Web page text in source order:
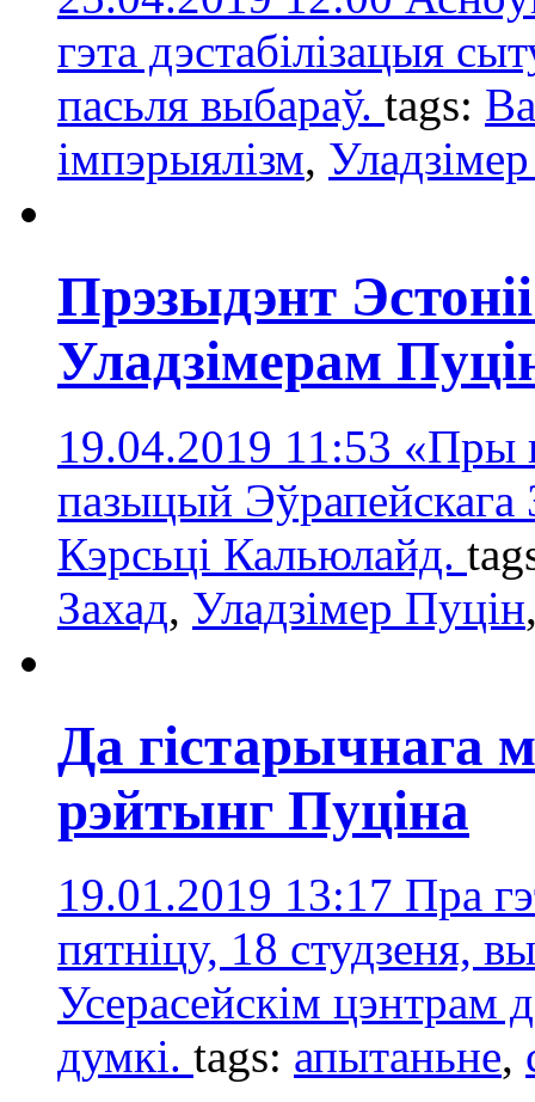
гэта дэстабілізацыя
пасьля выбараў. tags:
імпэрыялізм,
Прэзыдэнт
Уладзімерам
19.04.2019 11:53 «Пры
пазыцый Эўрапейскага
Кэрсьці Кальюлайд.
Захад, Уладзімер Пуцін
Да гістарычнага
рэйтынг Пуціна
19.01.2019 13:17 Пра
пятніцу, 18 студзеня,
Усерасейскім цэнтрам
думкі. tags: апытаньнe,